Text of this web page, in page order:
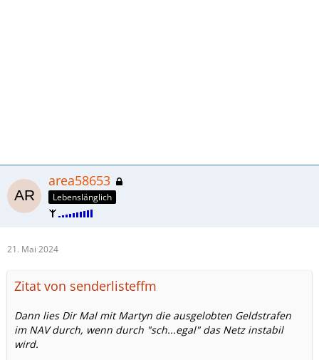
area58653
Lebenslänglich
21. Mai 2024
Zitat von senderlisteffm
Dann lies Dir Mal mit Martyn die ausgelobten Geldstrafen
im NAV durch, wenn durch "sch...egal" das Netz instabil
wird.